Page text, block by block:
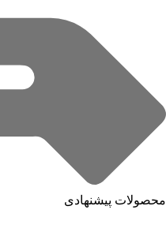
محصولات پیشنهادی